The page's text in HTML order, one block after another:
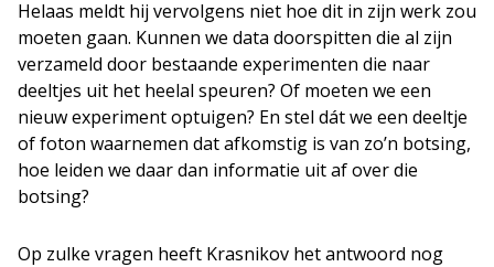
Helaas meldt hij vervolgens niet hoe dit in zijn werk zou
moeten gaan. Kunnen we data doorspitten die al zijn
verzameld door bestaande experimenten die naar
deeltjes uit het heelal speuren? Of moeten we een
nieuw experiment optuigen? En stel dát we een deeltje
of foton waarnemen dat afkomstig is van zo’n botsing,
hoe leiden we daar dan informatie uit af over die
botsing?
Op zulke vragen heeft Krasnikov het antwoord nog